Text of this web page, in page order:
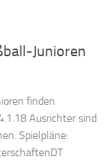
Junioren
finden
Ausrichter sind
Spielpläne: